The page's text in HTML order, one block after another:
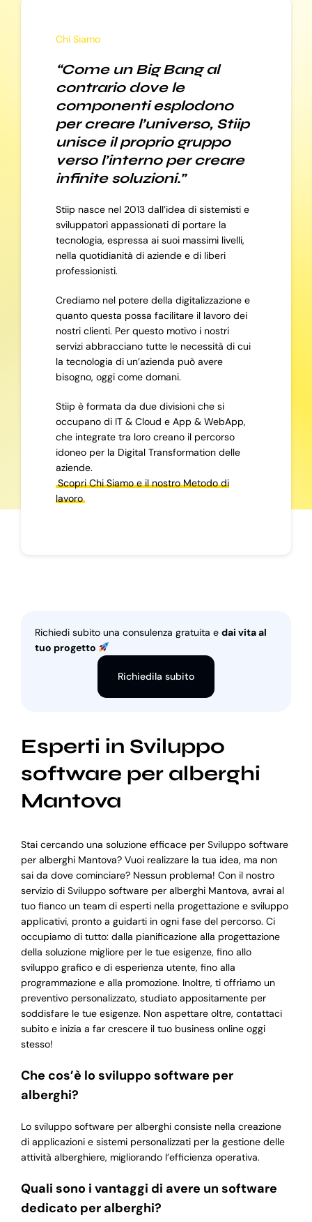
Chi Siamo
“Come un Big Bang al
contrario dove le
componenti esplodono
per creare l’universo, Stiip
unisce il proprio gruppo
verso l’interno per creare
infinite soluzioni.”
Stiip nasce nel 2013 dall’idea di sistemisti e
sviluppatori appassionati di portare la
tecnologia, espressa ai suoi massimi livelli,
nella quotidianità di aziende e di liberi
professionisti.
Crediamo nel potere della digitalizzazione e
quanto questa possa facilitare il lavoro dei
nostri clienti. Per questo motivo i nostri
servizi abbracciano tutte le necessità di cui
la tecnologia di un’azienda può avere
bisogno, oggi come domani.
Stiip è formata da due divisioni che si
occupano di IT & Cloud e App & WebApp,
che integrate tra loro creano il percorso
idoneo per la Digital Transformation delle
aziende.
Scopri Chi Siamo e il nostro Metodo di
lavoro
Richiedi subito una consulenza gratuita e dai vita al
tuo progetto
Richiedila subito
Esperti in Sviluppo
software per alberghi
Mantova
Stai cercando una soluzione efficace per Sviluppo software
per alberghi Mantova? Vuoi realizzare la tua idea, ma non
sai da dove cominciare? Nessun problema! Con il nostro
servizio di Sviluppo software per alberghi Mantova, avrai al
tuo fianco un team di esperti nella progettazione e sviluppo
applicativi, pronto a guidarti in ogni fase del percorso. Ci
occupiamo di tutto: dalla pianificazione alla progettazione
della soluzione migliore per le tue esigenze, fino allo
sviluppo grafico e di esperienza utente, fino alla
programmazione e alla promozione. Inoltre, ti offriamo un
preventivo personalizzato, studiato appositamente per
soddisfare le tue esigenze. Non aspettare oltre, contattaci
subito e inizia a far crescere il tuo business online oggi
stesso!
Che cos’è lo sviluppo software per
alberghi?
Lo sviluppo software per alberghi consiste nella creazione
di applicazioni e sistemi personalizzati per la gestione delle
attività alberghiere, migliorando l’efficienza operativa.
Quali sono i vantaggi di avere un software
dedicato per alberghi?